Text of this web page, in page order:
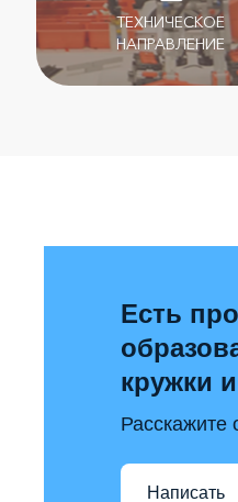
ТЕХНИЧЕСКОЕ
НАПРАВЛЕНИЕ
Есть
кружки
Расскажите
Написать